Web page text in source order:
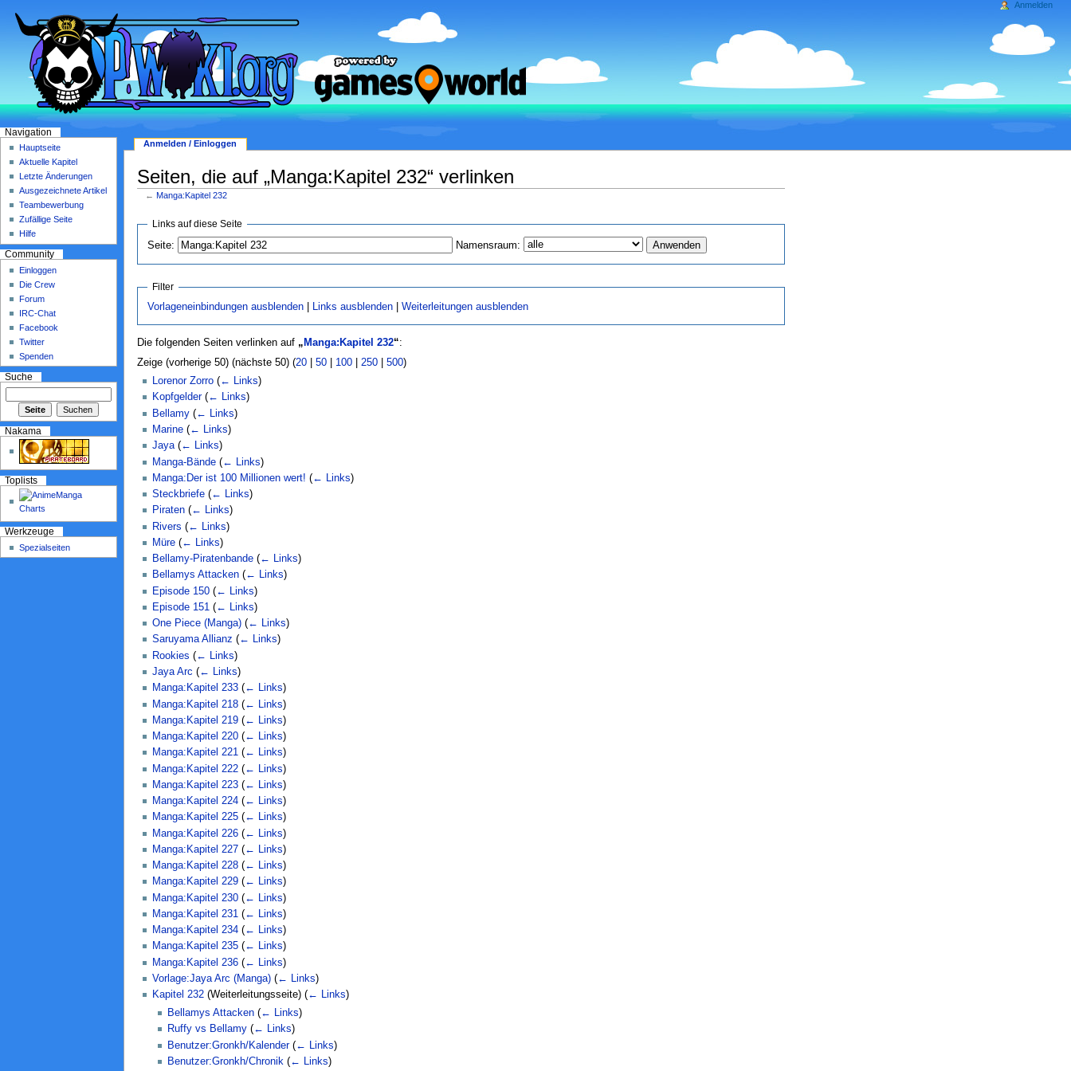
Seiten, die auf „Manga:Kapitel 232“ verlinken
← Manga:Kapitel 232
Links auf diese Seite
Seite:
Namensraum:
Filter
Vorlageneinbindungen ausblenden
Links ausblenden |Weiterleitungen ausblenden
Die folgenden Seiten verlinken auf „ Manga:Kapitel 232“:
Zeige (vorherige 50) (nächste 50) (20| 50| 100| 250| 500)
Lorenor Zorro (← Links)
Kopfgelder (← Links)
Bellamy (← Links)
Marine (← Links)
Jaya (← Links)
Manga-Bände (← Links)
Manga:Der ist 100 Millionen wert! (← Links)
Steckbriefe (← Links)
Piraten (← Links)
Rivers (← Links)
Müre (← Links)
Bellamy-Piratenbande (← Links)
Bellamys Attacken (← Links)
Episode 150 (← Links)
Episode 151 (← Links)
One Piece (Manga) (← Links)
Saruyama Allianz (← Links)
Rookies (← Links)
Jaya Arc (← Links)
Manga:Kapitel 233 (← Links)
Manga:Kapitel 218 (← Links)
Manga:Kapitel 219 (← Links)
Manga:Kapitel 220 (← Links)
Manga:Kapitel 221 (← Links)
Manga:Kapitel 222 (← Links)
Manga:Kapitel 223 (← Links)
Manga:Kapitel 224 (← Links)
Manga:Kapitel 225 (← Links)
Manga:Kapitel 226 (← Links)
Manga:Kapitel 227 (← Links)
Manga:Kapitel 228 (← Links)
Manga:Kapitel 229 (← Links)
Manga:Kapitel 230 (← Links)
Manga:Kapitel 231 (← Links)
Manga:Kapitel 234 (← Links)
Manga:Kapitel 235 (← Links)
Manga:Kapitel 236 (← Links)
Vorlage:Jaya Arc (Manga) (← Links)
Kapitel 232(Weiterleitungsseite) (← Links)
Bellamys Attacken (← Links)
Ruffy vs Bellamy (← Links)
Benutzer:Gronkh/Kalender (← Links)
Benutzer:Gronkh/Chronik (← Links)
Anmelden / Einloggen
Anmelden
Navigation
Hauptseite
Aktuelle Kapitel
Letzte Änderungen
Ausgezeichnete Artikel
Teambewerbung
Zufällige Seite
Hilfe
Community
Einloggen
Die Crew
Forum
IRC-Chat
Facebook
Twitter
Spenden
Suche
Nakama
Toplists
Werkzeuge
Spezialseiten